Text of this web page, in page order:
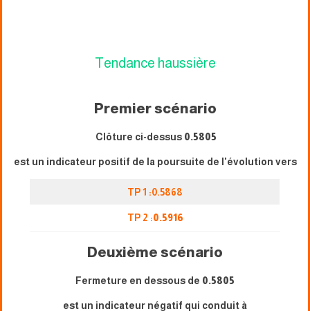
Tendance haussière
Premier scénario
Clôture ci-dessus 0.5805
est un indicateur positif de la poursuite de l'évolution vers
TP 1 :0.5868
TP 2 :0.5916
Deuxième scénario
Fermeture en dessous de 0.5805
est un indicateur négatif qui conduit à